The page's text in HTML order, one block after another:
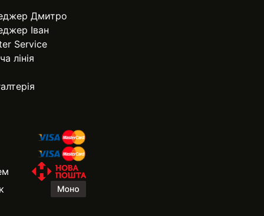
Дмитро
Іван
Service
лінія